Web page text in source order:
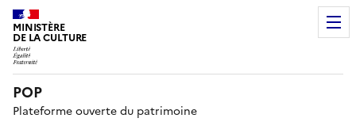
MINISTÈRE
DE LA CULTURE
POP
Plateforme ouverte du patrimoine